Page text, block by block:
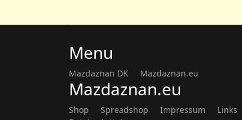
Menu
Mazdaznan DK Mazdaznan.eu
Mazdaznan.eu
Shop Spreadshop Impressum Links